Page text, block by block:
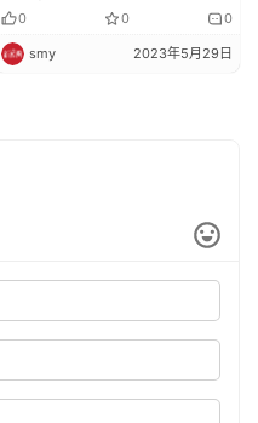
0 0 0
smy 2023年5月29日